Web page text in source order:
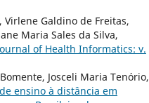
Virlene Galdino de Freitas,
Maria Sales da Silva,
of Health Informatics: v.
Josceli Maria Tenório,
ensino à distância em